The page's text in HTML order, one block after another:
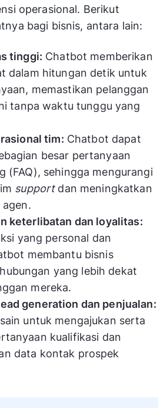
operasional. Berikut
bagi bisnis, antara lain:
tinggi: Chatbot memberikan
dalam hitungan detik untuk
memastikan pelanggan
tanpa waktu tunggu yang
tim: Chatbot dapat
besar pertanyaan
(FAQ), sehingga mengurangi
support dan meningkatkan
keterlibatan dan loyalitas:
yang personal dan
membantu bisnis
yang lebih dekat
mereka.
generation dan penjualan:
untuk mengajukan serta
kualifikasi dan
data kontak prospek